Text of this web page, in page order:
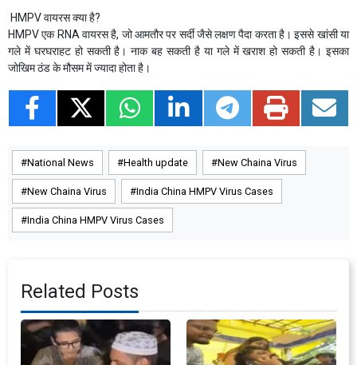
HMPV वायरस क्या है?
HMPV एक RNA वायरस है, जो आमतौर पर सर्दी जैसे लक्षण पैदा करता है। इससे खांसी या
गले में घरघराहट हो सकती है। नाक बह सकती है या गले में खराश हो सकती है। इसका
जोखिम ठंड के मौसम में ज्यादा होता है।
National News Health update New Chaina Virus
New Chaina Virus India China HMPV Virus Cases
India China HMPV Virus Cases
Related Posts